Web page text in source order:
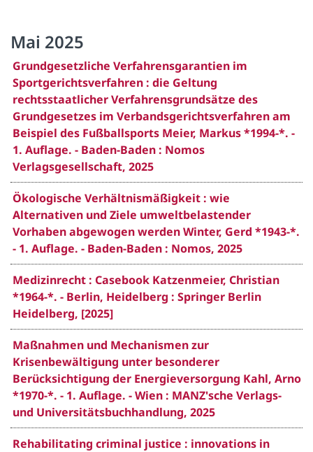
Mai 2025
Grundgesetzliche Verfahrensgarantien im
Sportgerichtsverfahren : die Geltung
rechtsstaatlicher Verfahrensgrundsätze des
Grundgesetzes im Verbandsgerichtsverfahren am
Beispiel des Fußballsports Meier, Markus *1994-*. -
1. Auflage. - Baden-Baden : Nomos
Verlagsgesellschaft, 2025
Ökologische Verhältnismäßigkeit : wie
Alternativen und Ziele umweltbelastender
Vorhaben abgewogen werden Winter, Gerd *1943-*.
- 1. Auflage. - Baden-Baden : Nomos, 2025
Medizinrecht : Casebook Katzenmeier, Christian
*1964-*. - Berlin, Heidelberg : Springer Berlin
Heidelberg, [2025]
Maßnahmen und Mechanismen zur
Krisenbewältigung unter besonderer
Berücksichtigung der Energieversorgung Kahl, Arno
*1970-*. - 1. Auflage. - Wien : MANZ'sche Verlags-
und Universitätsbuchhandlung, 2025
Rehabilitating criminal justice : innovations in